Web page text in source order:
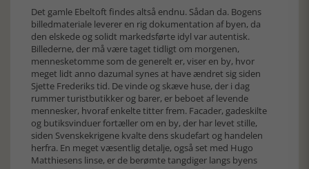
Det gamle Ebeltoft findes altså endnu. Sådan da. Bogens
billedmateriale leverer en rig dokumentation af byen, da
den elskede og solidt markedsførte idyl var autentisk.
Billederne, der må være taget tidligt om morgenen,
mennesketomme som de generelt er, viser en by, hvor
meget lidt anno dazumal synes at have ændret sig siden
Sjette Frederiks tid. De vinde og skæve huse, der i dag
rummer turistbutikker og barer, er beboet af levende
mennesker, hvoraf enkelte titter frem. Facader, gadeskilte
og butiksvinduer fortæller om en by, der har levet stille,
siden Svenskekrigene kvalte dens skudefart og handelen
herfra. En meget væsentlig detalje, også set med Hugo
Matthiesens linse, er de berømte tangdiger langs byens